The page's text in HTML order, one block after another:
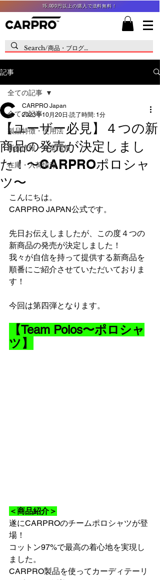
15,000円以上の購入で送料無料！
記事
全ての記事
製品特徴・使用法
新着情報・企業情報
在庫・入荷情報
全ての記事
【ユーザー必見】４つの新
商品の発売が決定しまし
た！〜CARPROポロシャ
ツ〜
CARPRO Japan
2023年10月20日 読了時間: 1分
こんにちは。
CARPRO JAPAN公式です。
先日お伝えしましたが、この度４つの
新商品の発売が決定しました！
我々が自信を持って提供する新商品を
順番にご紹介させていただいておりま
す！
今回は第四弾となります。
【Team Polos〜ポロシャ
ツ】
＜商品紹介＞
遂にCARPROのチームポロシャツが登
場！
コットン97%で最高の着心地を実現し
ました。
CARPRO製品を使ってカーディテーリ